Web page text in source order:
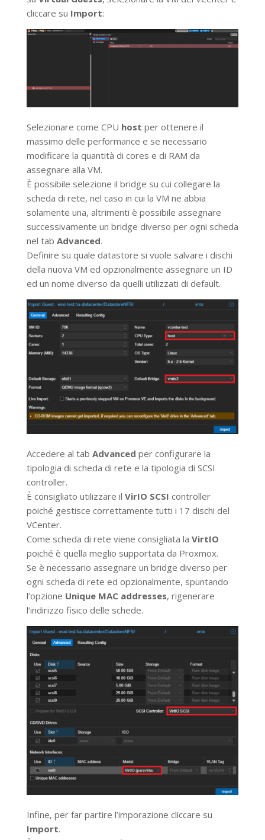
cliccare su Import:
Selezionare come CPU host per ottenere il
massimo delle performance e se necessario
modificare la quantità di cores e di RAM da
assegnare alla VM.
È possibile selezione il bridge su cui collegare la
scheda di rete, nel caso in cui la VM ne abbia
solamente una, altrimenti è possibile assegnare
successivamente un bridge diverso per ogni scheda
nel tab Advanced.
Definire su quale datastore si vuole salvare i dischi
della nuova VM ed opzionalmente assegnare un ID
ed un nome diverso da quelli utilizzati di default.
Accedere al tab Advanced per configurare la
tipologia di scheda di rete e la tipologia di SCSI
controller.
È consigliato utilizzare il VirIO SCSI controller
poiché gestisce correttamente tutti i 17 dischi del
VCenter.
Come scheda di rete viene consigliata la VirtIO
poiché è quella meglio supportata da Proxmox.
Se è necessario assegnare un bridge diverso per
ogni scheda di rete ed opzionalmente, spuntando
l’opzione Unique MAC addresses, rigenerare
l’indirizzo fisico delle schede.
Infine, per far partire l’imporazione cliccare su
Import.